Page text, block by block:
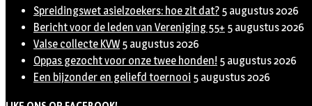
Spreidingswet asielzoekers: hoe zit dat? 5 augustus 2026
Bericht voor de leden van Vereniging 55+ 5 augustus 2026
Valse collecte KVW 5 augustus 2026
Oppas gezocht voor onze twee honden! 5 augustus 2026
Een bijzonder en geliefd toernooi 5 augustus 2026